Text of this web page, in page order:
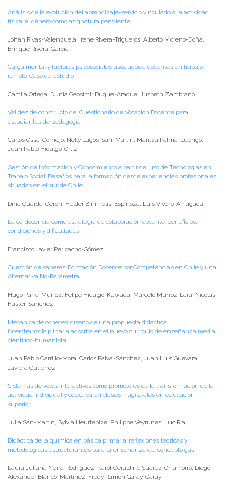
Análisis de la evolución del aprendizaje-servicio vinculado a la actividad
física: el género como asignatura pendiente
Johan Rivas-Valenzuela, Irene Rivera-Trigueros, Alberto Moreno-Doña,
Enrique Rivera-García
Carga mental y factores psicosociales asociados a docentes en trabajo
remoto. Caso de estudio
Camila Ortega, Dunia Geosimir Duque-Araque, Jusbeth Zambrano
Validez de constructo del Cuestionario de Vocación Docente para
estudiantes de pedagogía
Carlos Ossa-Cornejo, Nelly Lagos-San-Martín, Maritza Palma-Luengo,
Juan Pablo Hidalgo-Ortiz
Gestión de Información y Conocimiento a partir del uso de Tecnologías en
Trabajo Social: Desafíos para la formación desde experiencias profesionales
situadas en el sur de Chile
Dina Guarda-Cerón, Helder Binimelis-Espinoza, Luis Vivero-Arriagada
La co-docencia como estrategia de colaboración docente: beneficios,
condiciones y dificultades
Francisco Javier Pericacho-Gómez
Cuestión de saberes: Formación Docente por Competencias en Chile y una
Alternativa No-Parametral
Hugo Parra-Muñoz, Felipe Hidalgo-Kawada, Marcelo Muñoz-Lara, Nicolás
Fuster-Sánchez
Mecánica de cohetes: diseño de una propuesta didáctica
inter/transdiciplinaria adscrita en el nuevo currículo de enseñanza media
científico-humanista
Juan Pablo Carrillo-Mora, Carlos Paiva-Sánchez, Juan Luis Guevara,
Javiera Gutiérrez
Sistemas de votos interactivos como promotores de la transformación de la
actividad individual y colectiva en clases magistrales en educación
superior
Julia San-Martin, Sylvia Heurtebize, Philippe Veyrunes, Luc Ria
Didáctica de la química en básica primaria: reflexiones teóricas y
metodológicas estructurantes para la enseñanza del concepto gas
Laura Juliana Neira-Rodríguez, Karol Geraldine Suarez-Chamorro, Diego
Alexander Blanco-Martínez, Fredy Ramón Garay-Garay